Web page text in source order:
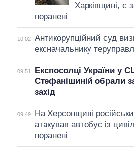
Харківщині, є
поранені
10:02
Антикорупційний суд
ексначальнику
09:51
Експосолці України у
Стефанішиній обрали
захід
09:49
На Херсонщині
атакував автобус із
поранені